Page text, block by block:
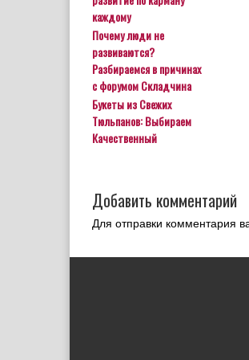
каждому
Почему люди не
развиваются?
Разбираемся в причинах
с форумом Складчина
Букеты из Свежих
Тюльпанов: Выбираем
Качественный
Добавить комментарий
Для отправки комментария